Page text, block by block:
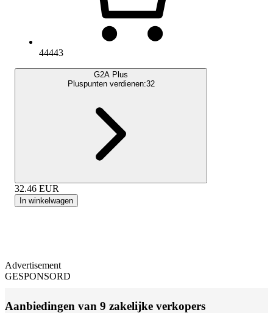
44443
G2A Plus
Pluspunten verdienen:32
32.46 EUR
In winkelwagen
Advertisement
GESPONSORD
Aanbiedingen van 9 zakelijke verkopers